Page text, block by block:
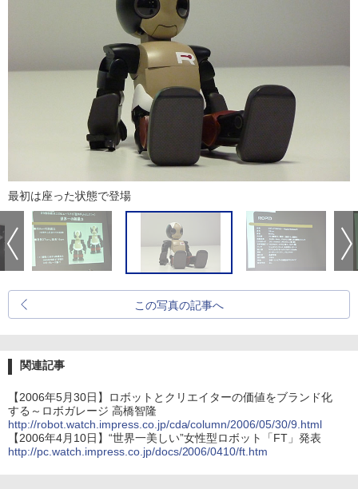
最初は座った状態で登場
この写真の記事へ
関連記事
【2006年5月30日】ロボットとクリエイターの価値をブランド化
する～ロボガレージ 高橋智隆
http://robot.watch.impress.co.jp/cda/column/2006/05/30/9.html
【2006年4月10日】“世界一美しい”女性型ロボット「FT」発表
http://pc.watch.impress.co.jp/docs/2006/0410/ft.htm